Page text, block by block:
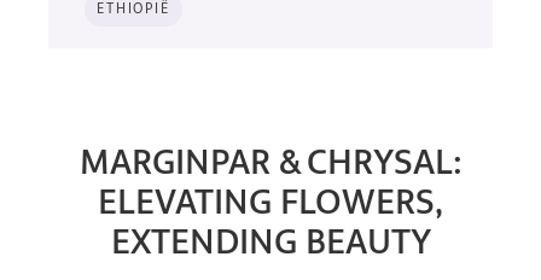
ETHIOPIË
MARGINPAR & CHRYSAL:
ELEVATING FLOWERS,
EXTENDING BEAUTY